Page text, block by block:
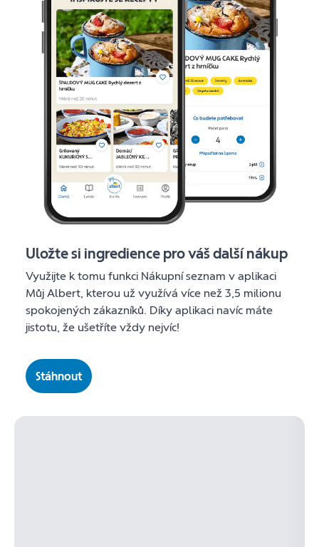
Uložte si ingredience pro váš další nákup
Využijte k tomu funkci Nákupní seznam v aplikaci
Můj Albert, kterou už využívá více než 3,5 milionu
spokojených zákazníků. Díky aplikaci navíc máte
jistotu, že ušetříte vždy nejvíc!
Stáhnout